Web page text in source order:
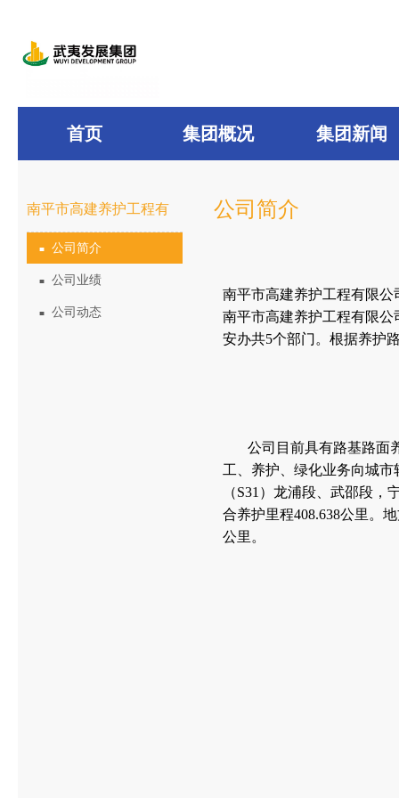
首页 集团概况 集团新闻
南平市高建养护工程有
限公司
■ 公司简介
■ 公司业绩
■ 公司动态
公司简介
南平市高建养护工程有限公
南平市高建养护工程有限
安办共5个部门。根据养护
公司目前具有路基路面
工、养护、绿化业务向城
（S31）龙浦段、武邵段
合养护里程408.638公里。
公里。